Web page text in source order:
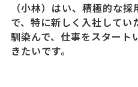
（小林）はい、積極的な
で、特に新しく入社してい
馴染んで、仕事をスタート
きたいです。